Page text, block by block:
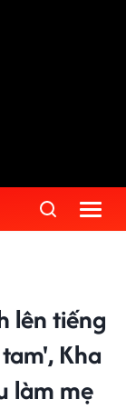
lên tiếng
Kha
làm mẹ